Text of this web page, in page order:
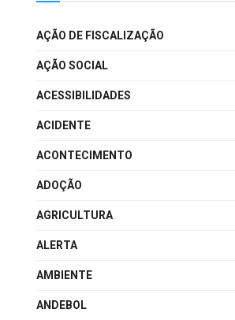
AÇÃO DE FISCALIZAÇÃO
AÇÃO SOCIAL
ACESSIBILIDADES
ACIDENTE
ACONTECIMENTO
ADOÇÃO
AGRICULTURA
ALERTA
AMBIENTE
ANDEBOL